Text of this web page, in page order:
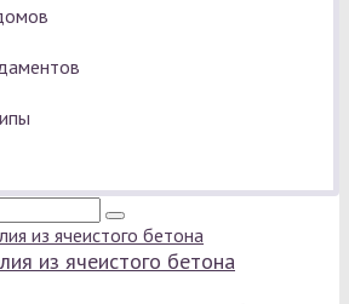
из ячеистого бетона